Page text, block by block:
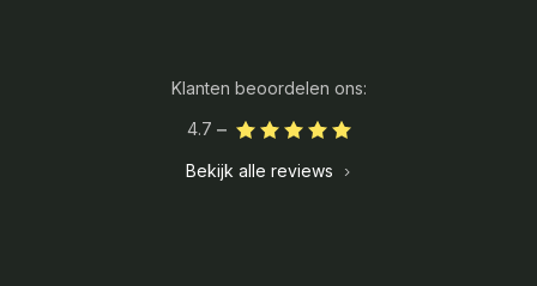
Klanten beoordelen ons:
4.7
Bekijk alle reviews